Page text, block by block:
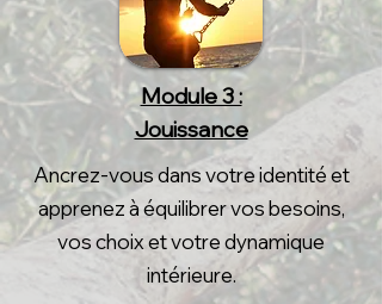
Module 3 :
Jouissance
Ancrez-vous dans votre identité et
apprenez à équilibrer vos besoins,
vos choix et votre dynamique
intérieure.